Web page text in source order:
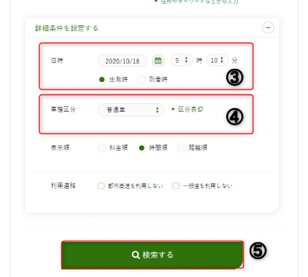
は
【
鉄
料
金
ー